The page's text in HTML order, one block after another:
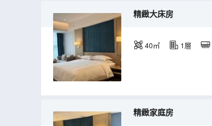
精緻大床房
40㎡ 1層
精緻家庭房